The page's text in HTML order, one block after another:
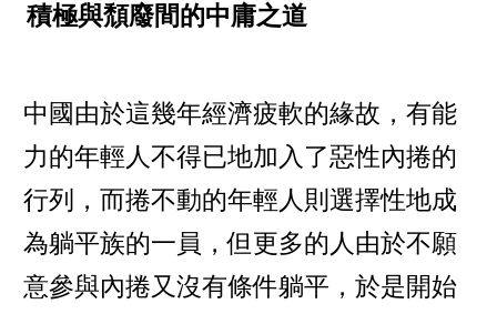
積極與頹廢間的中庸之道
中國由於這幾年經濟疲軟的緣故，有能
力的年輕人不得已地加入了惡性內捲的
行列，而捲不動的年輕人則選擇性地成
為躺平族的一員，但更多的人由於不願
意參與內捲又沒有條件躺平，於是開始